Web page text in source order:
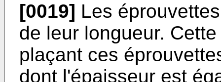
[0019] Les
de leur longueur.
plaçant ces
dont l'épaisseur est